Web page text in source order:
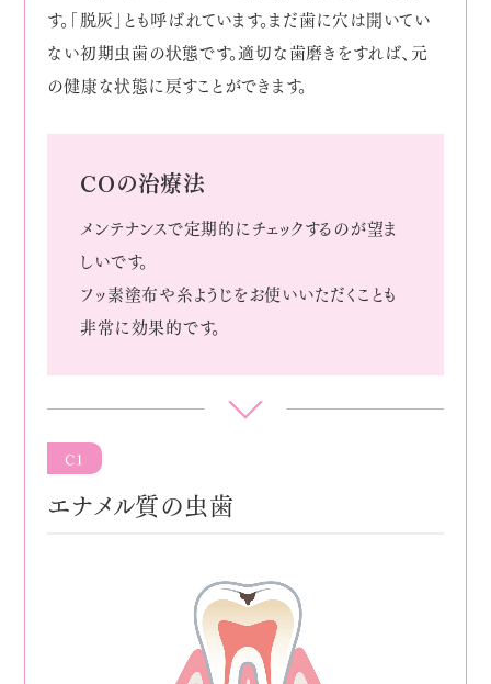
す。「脱灰」とも呼ばれています。まだ歯に穴は開いてい
ない初期虫歯の状態です。適切な歯磨きをすれば、元
の健康な状態に戻すことができます。
COの治療法
メンテナンスで定期的にチェックするのが望ま
しいです。
フッ素塗布や糸ようじをお使いいただくことも
非常に効果的です。
C1
エナメル質の虫歯